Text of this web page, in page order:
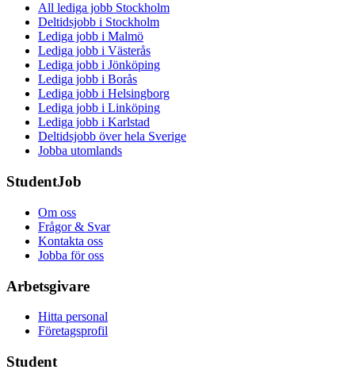
All lediga jobb Stockholm
Deltidsjobb i Stockholm
Lediga jobb i Malmö
Lediga jobb i Västerås
Lediga jobb i Jönköping
Lediga jobb i Borås
Lediga jobb i Helsingborg
Lediga jobb i Linköping
Lediga jobb i Karlstad
Deltidsjobb över hela Sverige
Jobba utomlands
StudentJob
Om oss
Frågor & Svar
Kontakta oss
Jobba för oss
Arbetsgivare
Hitta personal
Företagsprofil
Student